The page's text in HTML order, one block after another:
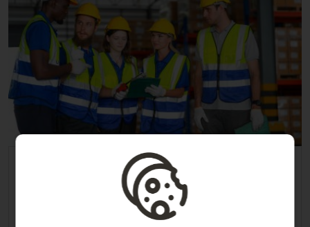
PREVENCIÓ DE RISCOS LABORALS DEL LLOC
Totes les treballadores/ors en aplicació de la Llei de Prevenció